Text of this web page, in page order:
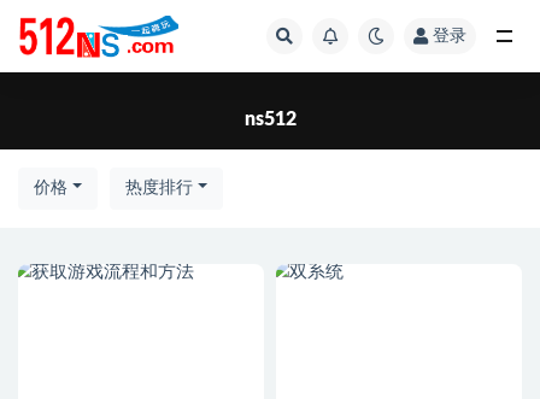
登录
ns512
价格 热度排行